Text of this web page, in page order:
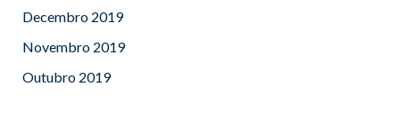
Decembro 2019
Novembro 2019
Outubro 2019